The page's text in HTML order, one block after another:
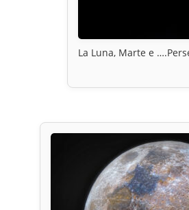
La Luna, Marte e